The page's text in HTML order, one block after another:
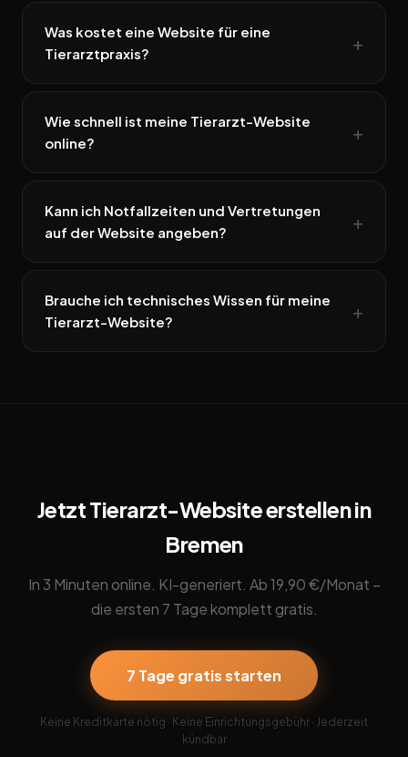
Was kostet eine Website für eine
Tierarztpraxis?
Wie schnell ist meine Tierarzt-Website
online?
Kann ich Notfallzeiten und Vertretungen
auf der Website angeben?
Brauche ich technisches Wissen für meine
Tierarzt-Website?
Jetzt Tierarzt-Website erstellen in
Bremen
In 3 Minuten online. KI-generiert. Ab 19,90 €/Monat –
die ersten 7 Tage komplett gratis.
7 Tage gratis starten
Keine Kreditkarte nötig · Keine Einrichtungsgebühr · Jederzeit
kündbar